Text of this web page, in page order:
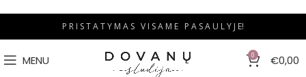
P R I S T A T Y M A S V I S A M E P A S A U L Y J E!
MENU 0 €0,00